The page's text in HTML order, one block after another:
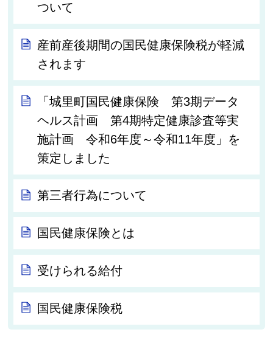
ついて
産前産後期間の国民健康保険税が軽減
されます
「城里町国民健康保険 第3期データ
ヘルス計画 第4期特定健康診査等実
施計画 令和6年度～令和11年度」を
策定しました
第三者行為について
国民健康保険とは
受けられる給付
国民健康保険税